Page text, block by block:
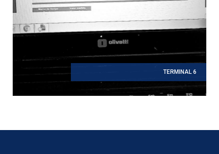
TERMINAL 6